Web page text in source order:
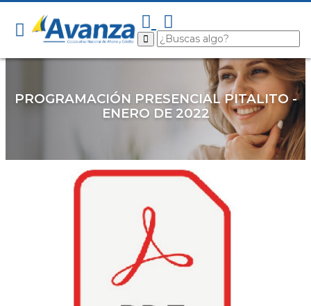
PROGRAMACIÓN PRESENCIAL PITALITO -
ENERO DE 2022